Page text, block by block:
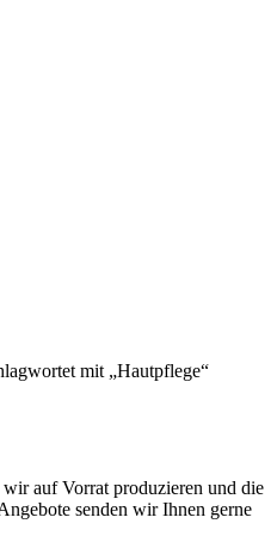
mit „Hautpflege“
auf Vorrat produzieren und die
senden wir Ihnen gerne